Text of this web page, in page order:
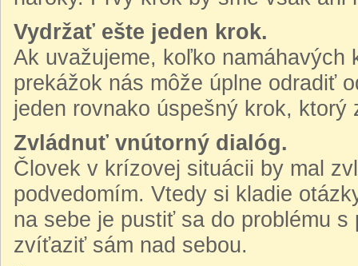
Vydržať ešte jeden krok.
Ak uvažujeme, koľko
prekážok nás môže úplne odradiť
jeden rovnako úspešný krok,
Zvládnuť vnútorný dialóg.
Človek v krízovej situácii by mal
podvedomím. Vtedy si kladie
na sebe je pustiť sa do problému
zvíťaziť sám nad sebou.